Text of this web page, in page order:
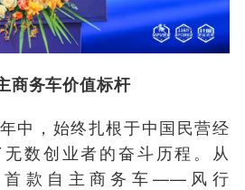
商务车价值标杆
中，始终扎根于中国民营经
数创业者的奋斗历程。从
首款自主商务车——风行